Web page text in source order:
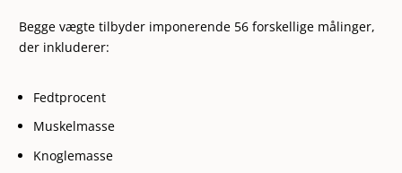
Begge vægte tilbyder imponerende 56 forskellige målinger,
der inkluderer:
Fedtprocent
Muskelmasse
Knoglemasse